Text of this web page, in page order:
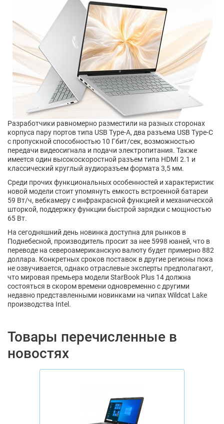
Разработчики равномерно разместили на разных сторонах
корпуса пару портов типа USB Type-A, два разъема USB Type-C
с пропускной способностью 10 Гбит/сек, возможностью
передачи видеосигнала и подачи электропитания. Также
имеется один высокоскоростной разъем типа HDMI 2.1 и
классический круглый аудиоразъем формата 3,5 мм.
Среди прочих функциональных особенностей и характеристик
новой модели стоит упомянуть емкость встроенной батареи
59 Вт/ч, вебкамеру с инфракрасной функцией и механической
шторкой, поддержку функции быстрой зарядки с мощностью
65 Вт.
На сегодняшний день новинка доступна для рынков в
Поднебесной, производитель просит за нее 5998 юаней, что в
переводе на североамериканскую валюту будет примерно 882
доллара. Конкретных сроков поставок в другие регионы пока
не озвучивается, однако отраслевые эксперты предполагают,
что мировая премьера модели StarBook Plus 14 должна
состояться в скором времени одновременно с другими
недавно представленными новинками на чипах Wildcat Lake
производства Intel.
Товары перечисленные в
новостях